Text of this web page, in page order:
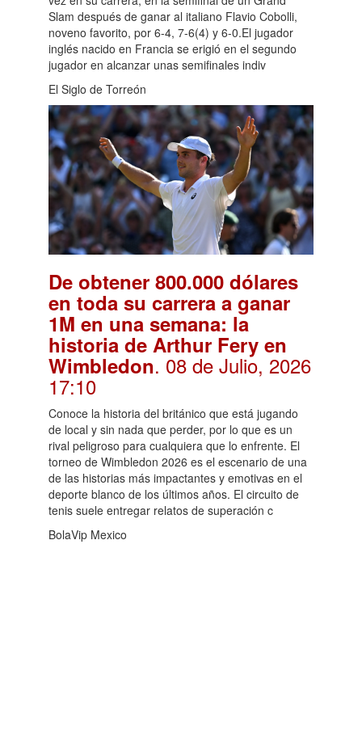
Slam después de ganar al italiano Flavio Cobolli,
noveno favorito, por 6-4, 7-6(4) y 6-0.El jugador
inglés nacido en Francia se erigió en el segundo
jugador en alcanzar unas semifinales indiv
El Siglo de Torreón
De obtener 800.000 dólares
en toda su carrera a ganar
1M en una semana: la
historia de Arthur Fery en
Wimbledon. 08 de Julio, 2026
17:10
Conoce la historia del británico que está jugando
de local y sin nada que perder, por lo que es un
rival peligroso para cualquiera que lo enfrente. El
torneo de Wimbledon 2026 es el escenario de una
de las historias más impactantes y emotivas en el
deporte blanco de los últimos años. El circuito de
tenis suele entregar relatos de superación c
BolaVip Mexico